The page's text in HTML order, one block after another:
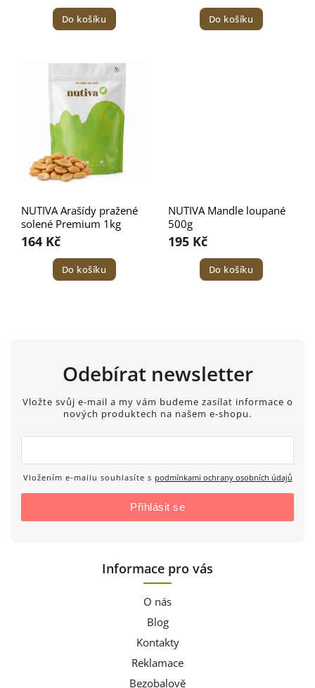
Do košíku Do košíku
NUTIVA Arašídy pražené
solené Premium 1kg
164 Kč
Do košíku
NUTIVA Mandle loupané
500g
195 Kč
Do košíku
Odebírat newsletter
Vložte svůj e-mail a my vám budeme zasílat informace o
nových produktech na našem e-shopu.
Vložením e-mailu souhlasíte s podmínkami ochrany osobních údajů
Přihlásit se
Informace pro vás
O nás
Blog
Kontakty
Reklamace
Bezobalově